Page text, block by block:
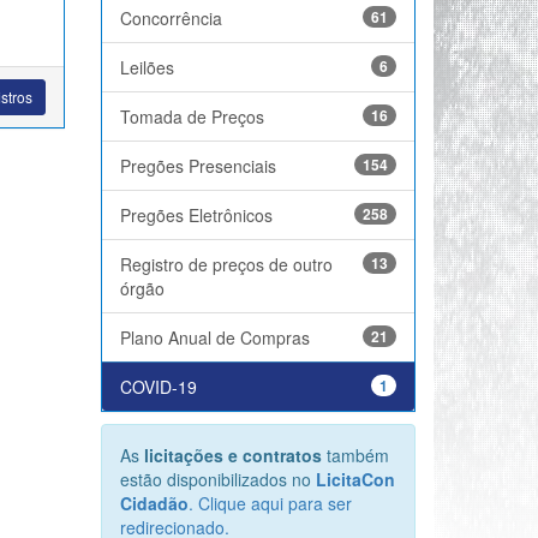
61
Concorrência
6
Leilões
16
Tomada de Preços
154
Pregões Presenciais
258
Pregões Eletrônicos
13
Registro de preços de outro
órgão
21
Plano Anual de Compras
1
COVID-19
As licitações e contratostambém
estão disponibilizados no LicitaCon
Cidadão. Clique aqui para ser
redirecionado.